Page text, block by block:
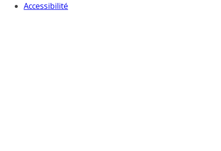
Accessibilité